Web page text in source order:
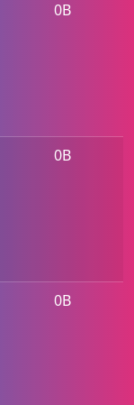
0B
0B
0B